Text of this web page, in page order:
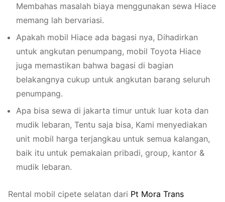
Membahas masalah biaya menggunakan sewa Hiace
memang lah bervariasi.
Apakah mobil Hiace ada bagasi nya, Dihadirkan
untuk angkutan penumpang, mobil Toyota Hiace
juga memastikan bahwa bagasi di bagian
belakangnya cukup untuk angkutan barang seluruh
penumpang.
Apa bisa sewa di jakarta timur untuk luar kota dan
mudik lebaran, Tentu saja bisa, Kami menyediakan
unit mobil harga terjangkau untuk semua kalangan,
baik itu untuk pemakaian pribadi, group, kantor &
mudik lebaran.
Rental mobil cipete selatan dari Pt Mora Trans